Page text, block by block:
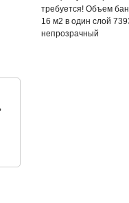
требуется! Объем
16 м2 в один слой
непрозрачный